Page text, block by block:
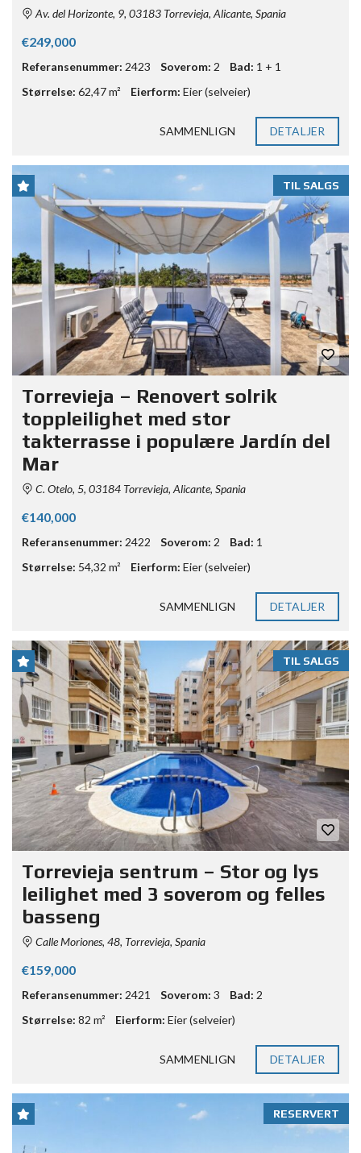
Av. del Horizonte, 9, 03183 Torrevieja, Alicante, Spania
€249,000
Referansenummer: 2423 Soverom: 2 Bad: 1 + 1
Størrelse: 62,47 m² Eierform: Eier (selveier)
SAMMENLIGN DETALJER
TIL SALGS
Torrevieja – Renovert solrik
toppleilighet med stor
takterrasse i populære Jardín del
Mar
C. Otelo, 5, 03184 Torrevieja, Alicante, Spania
€140,000
Referansenummer: 2422 Soverom: 2 Bad: 1
Størrelse: 54,32 m² Eierform: Eier (selveier)
SAMMENLIGN DETALJER
TIL SALGS
Torrevieja sentrum – Stor og lys
leilighet med 3 soverom og felles
basseng
Calle Moriones, 48, Torrevieja, Spania
€159,000
Referansenummer: 2421 Soverom: 3 Bad: 2
Størrelse: 82 m² Eierform: Eier (selveier)
SAMMENLIGN DETALJER
RESERVERT